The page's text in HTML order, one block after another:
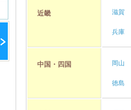
近畿 滋賀
兵庫
中国・四国 岡山
徳島